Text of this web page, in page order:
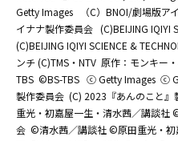
Getty Images
（C）BNOI/劇場版ア
イナナ製作委員会 (C)BEIJING IQIYI
(C)BEIJING IQIYI SCIENCE &
ンチ (C)TMS・NTV 原作：モンキー
TBS ©BS-TBS ⓒ Getty Images ⓒ
製作委員会 (C) 2023『あんのこと』
重光・初嘉屋一生・清水茜／講談社
会 ©清水茜／講談社 ©原田重光・